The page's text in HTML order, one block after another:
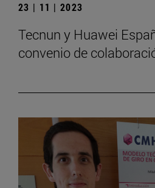
23 | 11 | 2023
Tecnun y Huawei
convenio de